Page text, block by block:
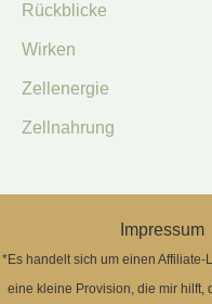
Rückblicke
Wirken
Zellenergie
Zellnahrung
*Es handelt sich um einen
eine kleine Provision, die mir hilft,